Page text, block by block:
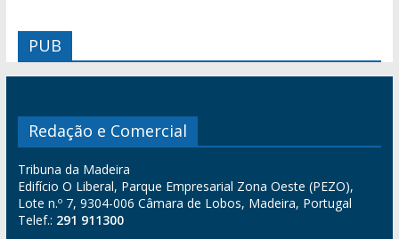
PUB
Redação e Comercial
Tribuna da Madeira
Edifício O Liberal, Parque Empresarial Zona Oeste (PEZO),
Lote n.º 7, 9304-006 Câmara de Lobos, Madeira, Portugal
Telef.: 291 911300